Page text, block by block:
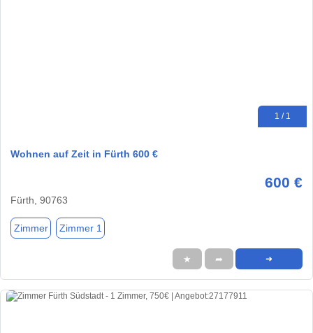
1 / 1
Wohnen auf Zeit in Fürth 600 €
600 €
Fürth, 90763
Zimmer Zimmer 1
★ ➦ ➜